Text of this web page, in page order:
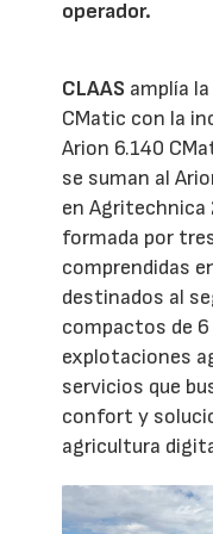
operador.
CLAAS amplía
CMatic con la
Arion 6.140
se suman al
en Agritechnica
formada por
comprendidas
destinados al
compactos de
explotaciones
servicios que
confort y
agricultura